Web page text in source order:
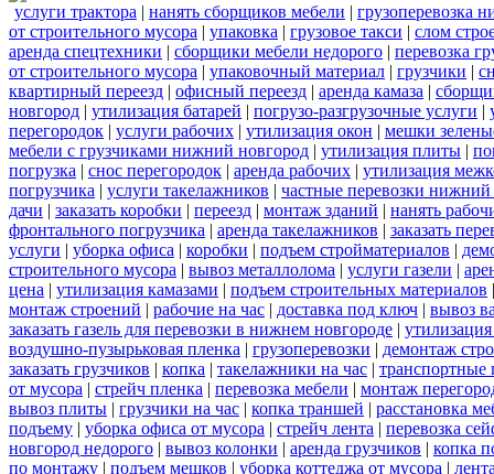
услуги трактора | нанять сборщиков мебели | грузоперевозка
от строительного мусора | упаковка | грузовое такси | слом
аренда спецтехники | сборщики мебели недорого | перевозка
от строительного мусора | упаковочный материал | грузчики |
квартирный переезд | офисный переезд | аренда камаза |
новгород | утилизация батарей | погрузо-разгрузочные услуги |
перегородок | услуги рабочих | утилизация окон | мешки
мебели с грузчиками нижний новгород | утилизация плиты |
погрузка | снос перегородок | аренда рабочих | утилизация
погрузчика | услуги такелажников | частные перевозки нижний
дачи | заказать коробки | переезд | монтаж зданий | нанять
фронтального погрузчика | аренда такелажников | заказать
услуги | уборка офиса | коробки | подъем стройматериалов |
строительного мусора | вывоз металлолома | услуги газели |
цена | утилизация камазами | подъем строительных материалов
монтаж строений | рабочие на час | доставка под ключ | вывоз
заказать газель для перевозки в нижнем новгороде |
воздушно-пузырьковая пленка | грузоперевозки | демонтаж
заказать грузчиков | копка | такелажники на час | транспортные
от мусора | стрейч пленка | перевозка мебели | монтаж
вывоз плиты | грузчики на час | копка траншей | расстановка
подъему | уборка офиса от мусора | стрейч лента | перевозка
новгород недорого | вывоз колонки | аренда грузчиков | копка
по монтажу | подъем мешков | уборка коттеджа от мусора |